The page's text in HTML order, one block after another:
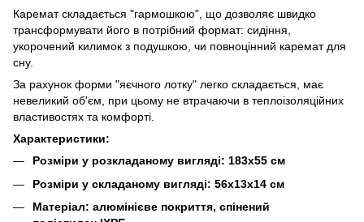
Каремат складається "гармошкою", що дозволяє швидко
трансформувати його в потрібний формат: сидіння,
укорочений килимок з подушкою, чи повноцінний каремат для
сну.
За рахунок форми "яєчного лотку" легко складається, має
невеликий об'єм, при цьому не втрачаючи в теплоізоляційних
властивостях та комфорті.
Характеристики:
Розміри у розкладаному вигляді: 183х55 см
Розміри у складаному вигляді: 56х13х14 см
Матеріал: алюмінієве покриття, спінений